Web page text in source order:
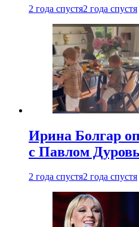
2 года спустя2 года спустя
Ирина Болгар
с Павлом
2 года спустя2 года спустя